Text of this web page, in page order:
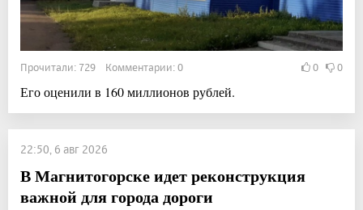
Прочитали: 729 Комментарии: 0 0 0
Его оценили в 160 миллионов рублей.
22:50, 6 авг 2026
В Магнитогорске идет реконструкция
важной для города дороги